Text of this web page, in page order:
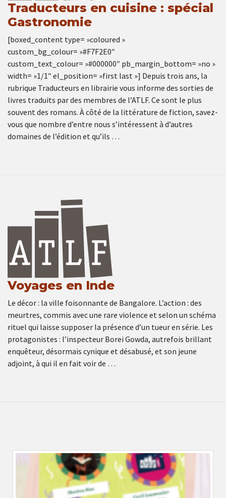
Traducteurs en cuisine : spécial
Gastronomie
[boxed_content type= »coloured »
custom_bg_colour= »#F7F2E0″
custom_text_colour= »#000000″ pb_margin_bottom= »no »
width= »1/1″ el_position= »first last »] Depuis trois ans, la
rubrique Traducteurs en librairie vous informe des sorties de
livres traduits par des membres de l’ATLF. Ce sont le plus
souvent des romans. À côté de la littérature de fiction, savez-
vous que nombre d’entre nous s’intéressent à d’autres
domaines de l’édition et qu’ils …
Voyages en Inde
Le décor : la ville foisonnante de Bangalore. L’action : des
meurtres, commis avec une rare violence et selon un schéma
rituel qui laisse supposer la présence d’un tueur en série. Les
protagonistes : l’inspecteur Borei Gowda, autrefois brillant
enquêteur, désormais cynique et désabusé, et son jeune
adjoint, à qui il en fait voir de …